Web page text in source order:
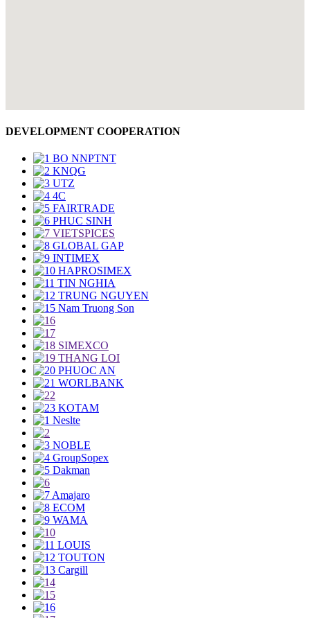
DEVELOPMENT COOPERATION